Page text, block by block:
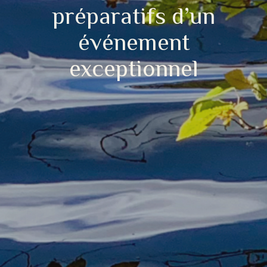
préparatifs d’un
événement
exceptionnel